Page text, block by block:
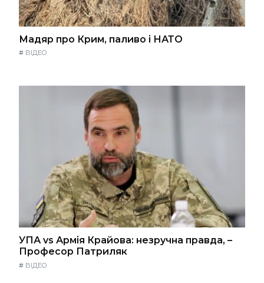
Мадяр про Крим, паливо і НАТО
# ВІДЕО
УПА vs Армія Крайова: незручна правда, –
Професор Патриляк
# ВІДЕО